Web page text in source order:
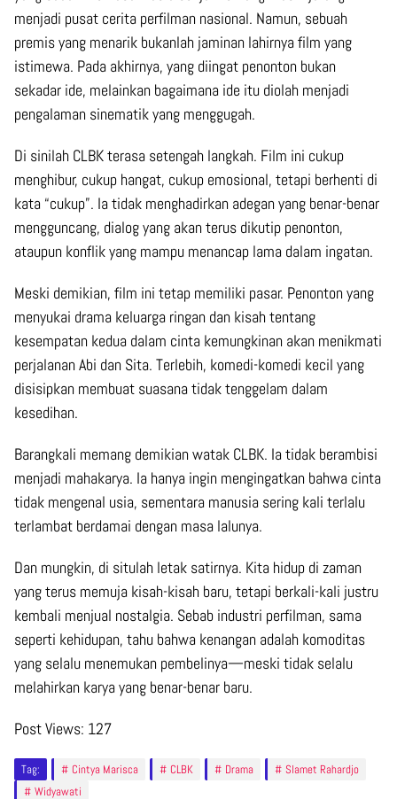
menjadi pusat cerita perfilman nasional. Namun, sebuah
premis yang menarik bukanlah jaminan lahirnya film yang
istimewa. Pada akhirnya, yang diingat penonton bukan
sekadar ide, melainkan bagaimana ide itu diolah menjadi
pengalaman sinematik yang menggugah.
Di sinilah CLBK terasa setengah langkah. Film ini cukup
menghibur, cukup hangat, cukup emosional, tetapi berhenti di
kata “cukup”. Ia tidak menghadirkan adegan yang benar-benar
mengguncang, dialog yang akan terus dikutip penonton,
ataupun konflik yang mampu menancap lama dalam ingatan.
Meski demikian, film ini tetap memiliki pasar. Penonton yang
menyukai drama keluarga ringan dan kisah tentang
kesempatan kedua dalam cinta kemungkinan akan menikmati
perjalanan Abi dan Sita. Terlebih, komedi-komedi kecil yang
disisipkan membuat suasana tidak tenggelam dalam
kesedihan.
Barangkali memang demikian watak CLBK. Ia tidak berambisi
menjadi mahakarya. Ia hanya ingin mengingatkan bahwa cinta
tidak mengenal usia, sementara manusia sering kali terlalu
terlambat berdamai dengan masa lalunya.
Dan mungkin, di situlah letak satirnya. Kita hidup di zaman
yang terus memuja kisah-kisah baru, tetapi berkali-kali justru
kembali menjual nostalgia. Sebab industri perfilman, sama
seperti kehidupan, tahu bahwa kenangan adalah komoditas
yang selalu menemukan pembelinya—meski tidak selalu
melahirkan karya yang benar-benar baru.
Post Views: 127
Tag: Cintya Marisca CLBK Drama
Slamet Rahardjo
Widyawati